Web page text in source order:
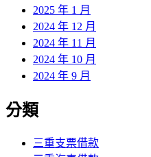
2025 年 1 月
2024 年 12 月
2024 年 11 月
2024 年 10 月
2024 年 9 月
分類
三重支票借款